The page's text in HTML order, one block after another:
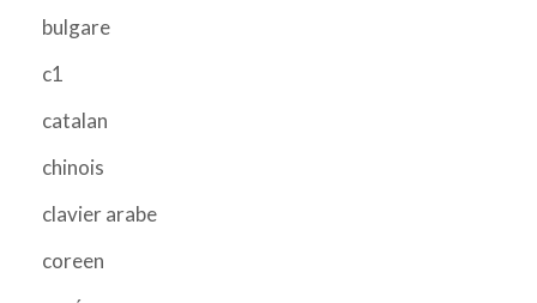
bulgare
c1
catalan
chinois
clavier arabe
coreen